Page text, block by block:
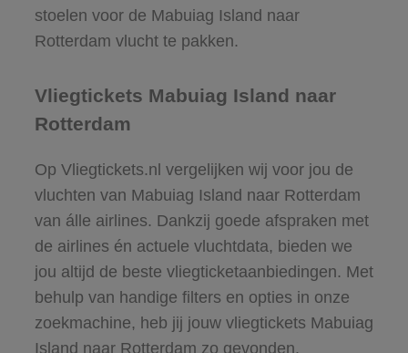
stoelen voor de Mabuiag Island naar
Rotterdam vlucht te pakken.
Vliegtickets Mabuiag Island naar
Rotterdam
Op Vliegtickets.nl vergelijken wij voor jou de
vluchten van Mabuiag Island naar Rotterdam
van álle airlines. Dankzij goede afspraken met
de airlines én actuele vluchtdata, bieden we
jou altijd de beste vliegticketaanbiedingen. Met
behulp van handige filters en opties in onze
zoekmachine, heb jij jouw vliegtickets Mabuiag
Island naar Rotterdam zo gevonden.